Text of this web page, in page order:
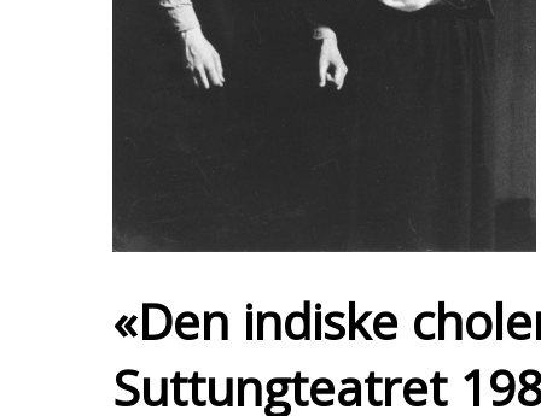
«Den indiske
Suttungteatret